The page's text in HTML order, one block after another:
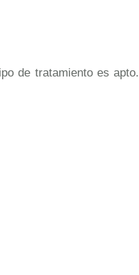
de tratamiento es apto.